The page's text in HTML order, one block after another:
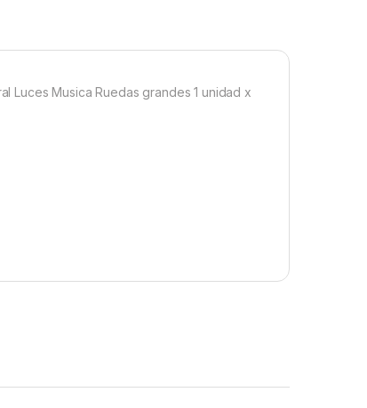
Luces Musica Ruedas grandes 1 unidad x